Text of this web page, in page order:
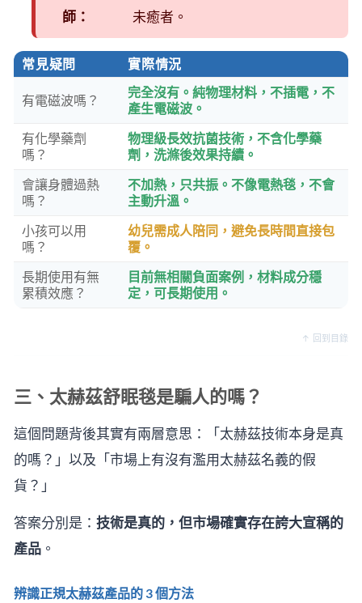
師：
未癒者。
常見疑問 實際情況
有電磁波嗎？
完全沒有。純物理材料，不插電，不
產生電磁波。
有化學藥劑
嗎？
物理級長效抗菌技術，不含化學藥
劑，洗滌後效果持續。
會讓身體過熱
嗎？
不加熱，只共振。不像電熱毯，不會
主動升溫。
小孩可以用
嗎？
幼兒需成人陪同，避免長時間直接包
覆。
長期使用有無
累積效應？
目前無相關負面案例，材料成分穩
定，可長期使用。
↑ 回到目錄
三、太赫茲舒眠毯是騙人的嗎？
這個問題背後其實有兩層意思：「太赫茲技術本身是真
的嗎？」以及「市場上有沒有濫用太赫茲名義的假
貨？」
答案分別是： 技術是真的，但市場確實存在誇大宣稱的
產品 。
辨識正規太赫茲產品的 3 個方法